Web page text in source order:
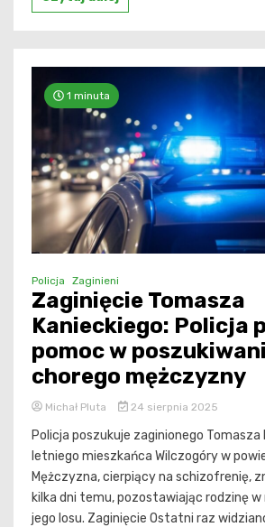
1 minuta
Policja Zaginieni
Zaginięcie Tomasza
Kanieckiego: Policja
pomoc w
chorego mężczyzny
Michał Pluta 24 sierpnia 2025
Policja poszukuje zaginionego
letniego mieszkańca Wilczogóry w
Mężczyzna, cierpiący na schizofrenię,
kilka dni temu, pozostawiając rodzinę w
jego losu. Zaginięcie Ostatni raz